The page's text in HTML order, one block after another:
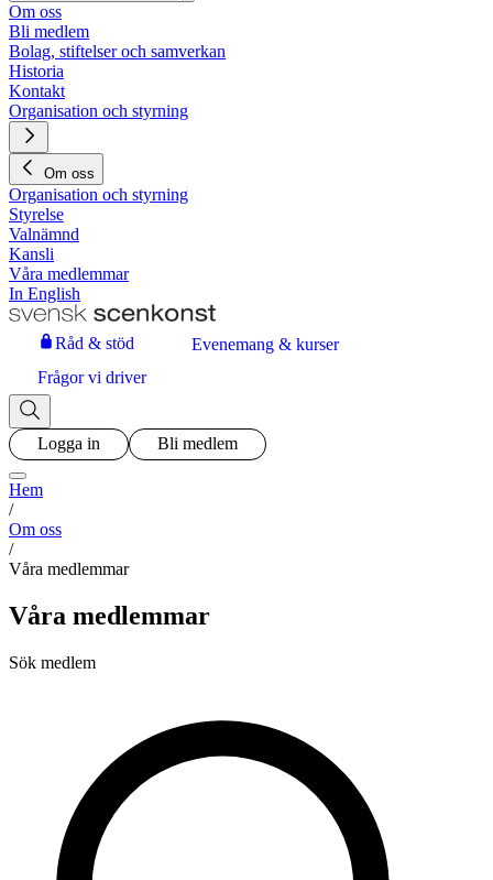
Om oss
Bli medlem
Bolag, stiftelser och samverkan
Historia
Kontakt
Organisation och styrning
Om oss
Organisation och styrning
Styrelse
Valnämnd
Kansli
Våra medlemmar
In English
Råd & stöd
Evenemang & kurser
Frågor vi driver
Logga in Bli medlem
Hem
/
Om oss
/
Våra medlemmar
Våra medlemmar
Sök medlem